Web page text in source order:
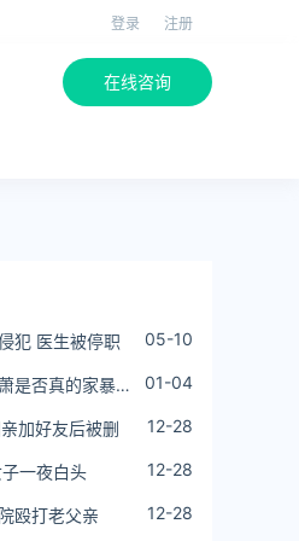
登录 注册
在线咨询
犯 医生被停职 05-10
是否真的家暴,
01-04
加好友后被删 12-28
一夜白头 12-28
殴打老父亲 12-28